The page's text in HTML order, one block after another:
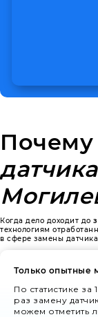
Почему
Когда дело доходит до
технологиям
в сфере замены
Только опытные
По статистике
раз замену
можем отметить